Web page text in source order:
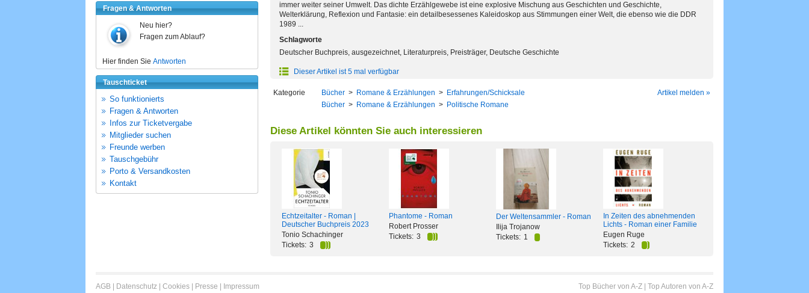
Fragen & Antworten
Neu hier?
Fragen zum Ablauf?
Hier finden Sie Antworten
Tauschticket
So funktionierts
Fragen & Antworten
Infos zur Ticketvergabe
Mitglieder suchen
Freunde werben
Tauschgebühr
Porto & Versandkosten
Kontakt
immer weiter seiner Umwelt. Das dichte Erzählgewebe ist eine explosive Mischung aus Geschichten und Geschichte,
Welterklärung, Reflexion und Fantasie: ein detailbesessenes Kaleidoskop aus Stimmungen einer Welt, die ebenso wie die DDR
1989 ...
Schlagworte
Deutscher Buchpreis, ausgezeichnet, Literaturpreis, Preisträger, Deutsche Geschichte
Dieser Artikel ist 5 mal verfügbar
Kategorie Bücher > Romane & Erzählungen > Erfahrungen/Schicksale
Bücher > Romane & Erzählungen > Politische Romane
Artikel melden »
Diese Artikel könnten Sie auch interessieren
Echtzeitalter - Roman |
Deutscher Buchpreis 2023
Tonio Schachinger
Tickets: 3
Phantome - Roman
Robert Prosser
Tickets: 3
Der Weltensammler - Roman
Ilija Trojanow
Tickets: 1
In Zeiten des abnehmenden
Lichts - Roman einer Familie
Eugen Ruge
Tickets: 2
AGB Datenschutz Cookies Presse Impressum Top Bücher von A-Z Top Autoren von A-Z